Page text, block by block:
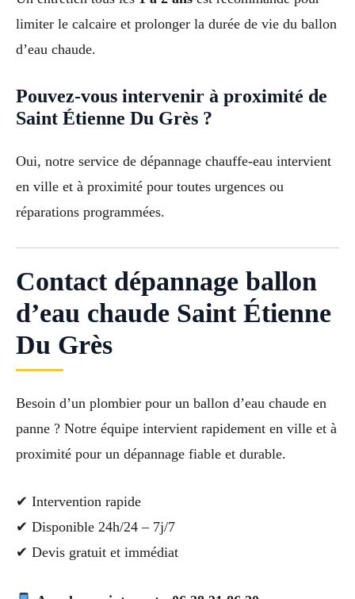
limiter le calcaire et prolonger la durée de vie du ballon
d’eau chaude.
Pouvez-vous intervenir à proximité de
Saint Étienne Du Grès ?
Oui, notre service de dépannage chauffe-eau intervient
en ville et à proximité pour toutes urgences ou
réparations programmées.
Contact dépannage ballon
d’eau chaude Saint Étienne
Du Grès
Besoin d’un plombier pour un ballon d’eau chaude en
panne ? Notre équipe intervient rapidement en ville et à
proximité pour un dépannage fiable et durable.
✔ Intervention rapide
✔ Disponible 24h/24 – 7j/7
✔ Devis gratuit et immédiat